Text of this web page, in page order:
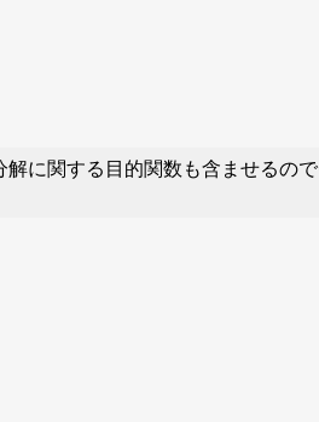
に関する目的関数も含ませるの